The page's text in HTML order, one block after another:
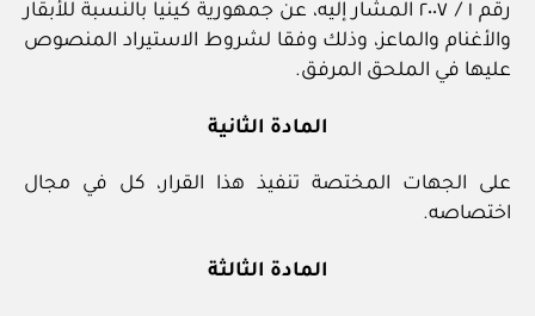
رقم ١ / ٢٠٠٧ المشار إليه، عن جمهورية كينيا بالنسبة للأبقار
والأغنام والماعز، وذلك وفقا لشروط الاستيراد المنصوص
عليها في الملحق المرفق.
المادة الثانية
على الجهات المختصة تنفيذ هذا القرار، كل في مجال
اختصاصه.
المادة الثالثة